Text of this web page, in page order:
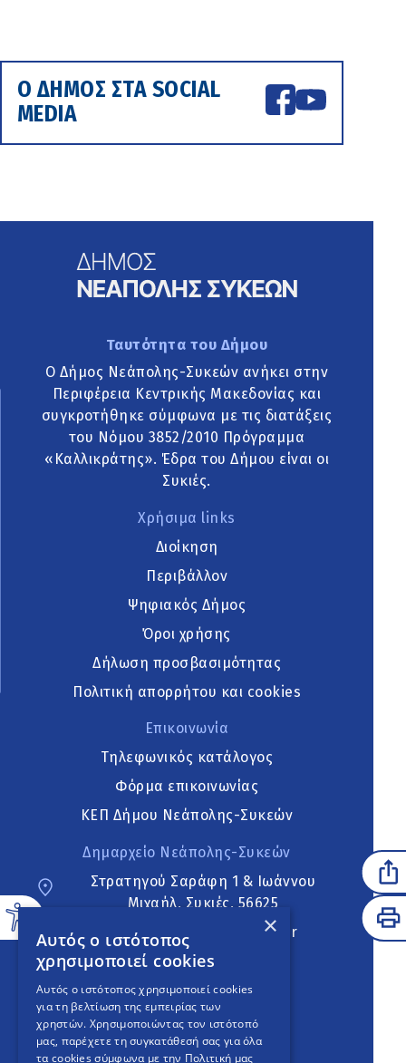
Ο ΔΗΜΟΣ ΣΤΑ SOCIAL
MEDIA
Ταυτότητα του Δήμου
Ο Δήμος Νεάπολης-Συκεών ανήκει στην
Περιφέρεια Κεντρικής Μακεδονίας και
συγκροτήθηκε σύμφωνα με τις διατάξεις
του Νόμου 3852/2010 Πρόγραμμα
«Καλλικράτης». Έδρα του Δήμου είναι οι
Συκιές.
Χρήσιμα links
Διοίκηση
Περιβάλλον
Ψηφιακός Δήμος
Όροι χρήσης
Δήλωση προσβασιμότητας
Πολιτική απορρήτου και cookies
Επικοινωνία
Τηλεφωνικός κατάλογος
Φόρμα επικοινωνίας
ΚΕΠ Δήμου Νεάπολης-Συκεών
Δημαρχείο Νεάπολης-Συκεών
Στρατηγού Σαράφη 1 & Ιωάννου
Μιχαήλ, Συκιές, 56625
neapoli.sykies@ddt.gov.gr
Ακολουθήστε
English Version
×
Αυτός ο ιστότοπος
χρησιμοποιεί cookies
Αυτός ο ιστότοπος χρησιμοποιεί cookies
για τη βελτίωση της εμπειρίας των
χρηστών. Χρησιμοποιώντας τον ιστότοπό
μας, παρέχετε τη συγκατάθεσή σας για όλα
τα cookies σύμφωνα με την Πολιτική μας